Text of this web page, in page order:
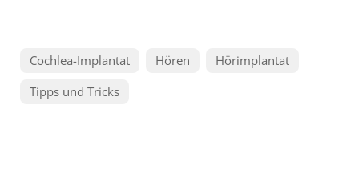
Cochlea-Implantat Hören
Hörimplantat
Tipps und Tricks